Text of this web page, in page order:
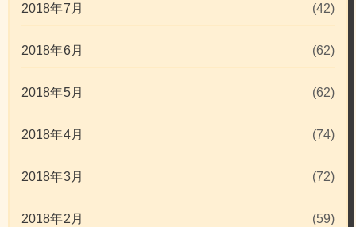
2018年7月 (42)
2018年6月 (62)
2018年5月 (62)
2018年4月 (74)
2018年3月 (72)
2018年2月 (59)